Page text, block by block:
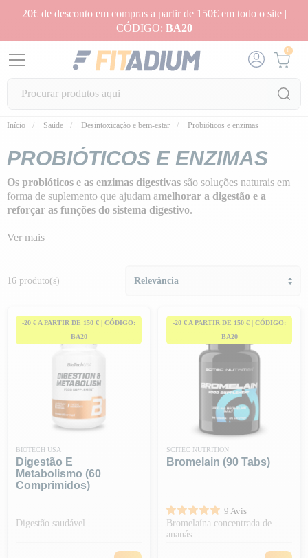
20€ de desconto em compras a partir de 150€ em todo o site |
CÓDIGO: BA20
0
Início Saúde Desintoxicação e bem-estar Probióticos e enzimas
PROBIÓTICOS E ENZIMAS
Os probióticos e as enzimas digestivas são soluções naturais em
forma de suplemento que ajudam amelhorar a digestão e a
reforçar as funções do sistema digestivo.
Ver mais
16 produto(s)
-20 € A PARTIR DE 150 € | CÓDIGO:
BA20
BIOTECH USA
Digestão E
Metabolismo (60
Comprimidos)
Digestão saudável
-20 € A PARTIR DE 150 € | CÓDIGO:
BA20
SCITEC NUTRITION
Bromelain (90 Tabs)
9 Avis
Bromelaína concentrada de
ananás